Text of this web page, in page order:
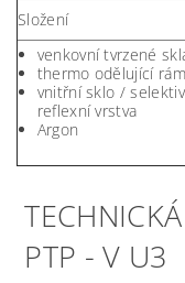
Složení
venkovní tvrzené
thermo odělující
vnitřní sklo /
reflexní vrstva
Argon
PTP - V U3